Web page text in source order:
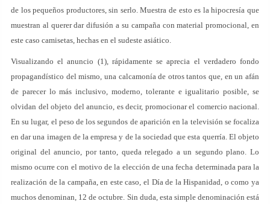
de los pequeños productores, sin serlo. Muestra de esto es la hipocresía que
muestran al querer dar difusión a su campaña con material promocional, en
este caso camisetas, hechas en el sudeste asiático.
Visualizando el anuncio (1), rápidamente se aprecia el verdadero fondo
propagandístico del mismo, una calcamonía de otros tantos que, en un afán
de parecer lo más inclusivo, moderno, tolerante e igualitario posible, se
olvidan del objeto del anuncio, es decir, promocionar el comercio nacional.
En su lugar, el peso de los segundos de aparición en la televisión se focaliza
en dar una imagen de la empresa y de la sociedad que esta querría. El objeto
original del anuncio, por tanto, queda relegado a un segundo plano. Lo
mismo ocurre con el motivo de la elección de una fecha determinada para la
realización de la campaña, en este caso, el Día de la Hispanidad, o como ya
muchos denominan, 12 de octubre. Sin duda, esta simple denominación está